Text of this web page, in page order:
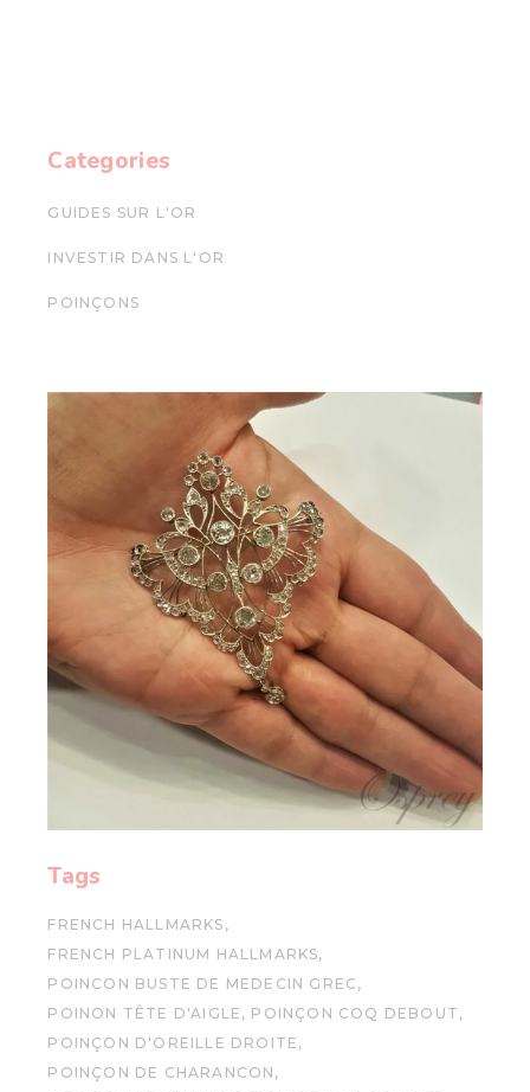
Categories
GUIDES SUR L'OR
INVESTIR DANS L'OR
POINÇONS
Tags
FRENCH HALLMARKS
FRENCH PLATINUM HALLMARKS
POINCON BUSTE DE MEDECIN GREC
POINON TÊTE D'AIGLE
POINÇON COQ DEBOUT
POINÇON D'OREILLE DROITE
POINÇON DE CHARANCON